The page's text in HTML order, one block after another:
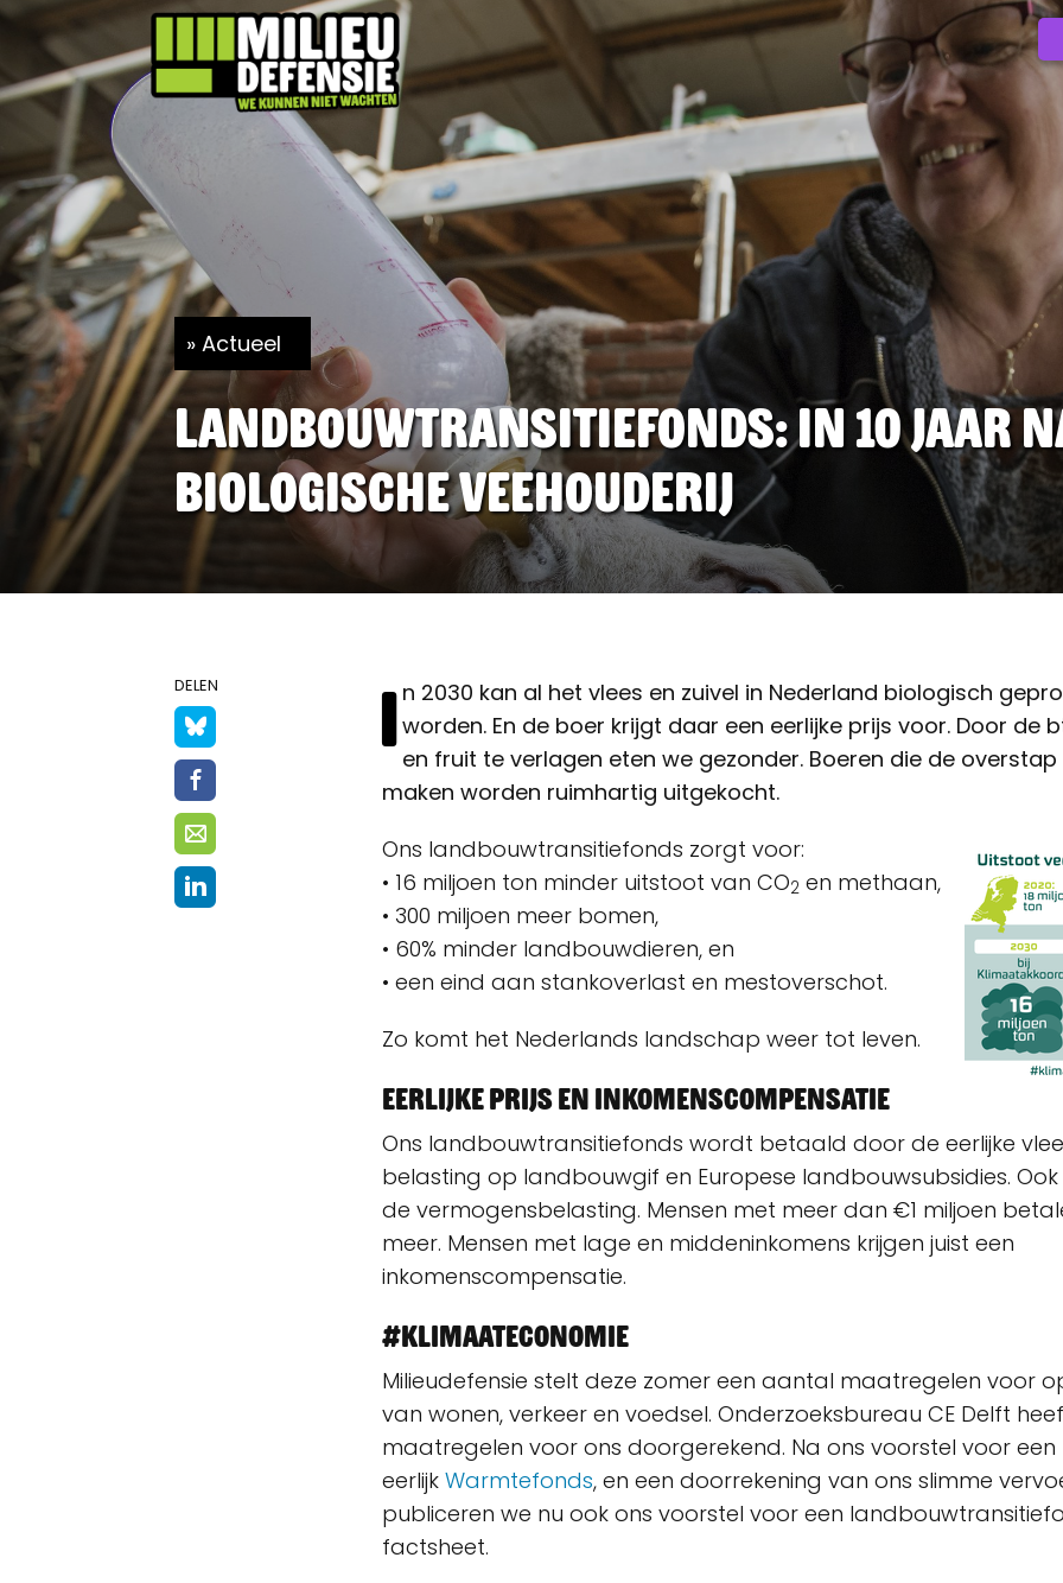
Actueel
Landbouwtransitiefonds: in 10 jaar
biologische veehouderij
DELEN I n 2030 kan al het vlees en zuivel in Nederland biologisch
worden. En de boer krijgt daar een eerlijke prijs voor. Door de
en fruit te verlagen eten we gezonder. Boeren die de overstap
maken worden ruimhartig uitgekocht.
Ons landbouwtransitiefonds zorgt voor:
• 16 miljoen ton minder uitstoot van CO2 en methaan,
• 300 miljoen meer bomen,
• 60% minder landbouwdieren, en
• een eind aan stankoverlast en mestoverschot.
Zo komt het Nederlands landschap weer tot leven.
Eerlijke prijs en inkomenscompensatie
Ons landbouwtransitiefonds wordt betaald door de eerlijke
belasting op landbouwgif en Europese landbouwsubsidies.
de vermogensbelasting. Mensen met meer dan €1 miljoen
meer. Mensen met lage en middeninkomens krijgen juist een
inkomenscompensatie.
#klimaateconomie
Milieudefensie stelt deze zomer een aantal maatregelen voor
van wonen, verkeer en voedsel. Onderzoeksbureau CE Delft
maatregelen voor ons doorgerekend. Na ons voorstel voor een
eerlijk Warmtefonds, en een doorrekening van ons slimme
publiceren we nu ook ons voorstel voor een
factsheet.